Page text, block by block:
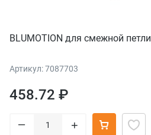
BLUMOTION для смежной петли
Артикул: 7087703
458.72 ₽
– +